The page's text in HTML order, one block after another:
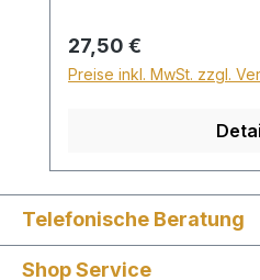
Sperrgutzuschlag 30€.
Regulärer Preis:
27,50 €
Preise inkl. MwSt. zzgl.
Telefonische Beratung
Shop Service